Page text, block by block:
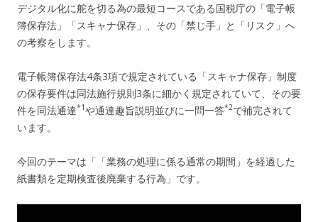
デジタル化に舵を切る為の最短コースである国税庁の「電子帳
簿保存法」「スキャナ保存」、その「禁じ手」と「リスク」へ
の考察をします。
電子帳簿保存法4条3項で規定されている「スキャナ保存」制度
の保存要件は同法施行規則3条に細かく規定されていて、その要
件を同法通達*1や通達趣旨説明並びに一問一答*2で補完されて
います。
今回のテーマは「「業務の処理に係る通常の期間」を経過した
紙書類を定期検査後廃棄する行為」です。